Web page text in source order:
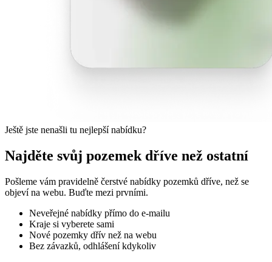
Ještě jste nenašli tu nejlepší nabídku?
Najděte svůj pozemek dříve než ostatní
Pošleme vám pravidelně čerstvé nabídky pozemků dříve, než se
objeví na webu. Buďte mezi prvními.
Neveřejné nabídky přímo do e-mailu
Kraje si vyberete sami
Nové pozemky dřív než na webu
Bez závazků, odhlášení kdykoliv